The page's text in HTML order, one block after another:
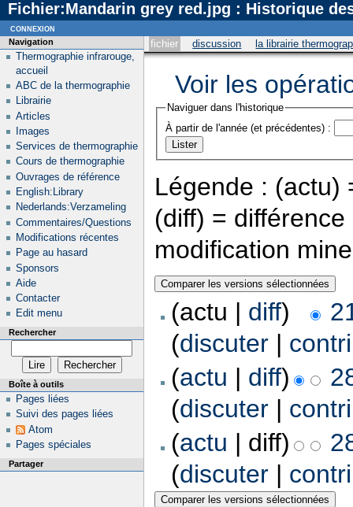
Fichier:Mandarin grey red.jpg : Historique
fichier discussion la librairie
Voir les
Naviguer dans l'historique
À partir de l'année (et précédentes) :
Légende : (actu)
(diff) =
modification
(actu | diff)
(discuter|
(actu | diff)
(discuter|
(actu | diff)
(discuter|
Navigation
Thermographie infrarouge,
accueil
ABC de la thermographie
Librairie
Articles
Images
Services de thermographie
Cours de thermographie
Ouvrages de référence
English:Library
Nederlands:Verzameling
Commentaires/Questions
Modifications récentes
Page au hasard
Sponsors
Aide
Contacter
Edit menu
Rechercher
Boîte à outils
Pages liées
Suivi des pages liées
Atom
Pages spéciales
Partager
connexion